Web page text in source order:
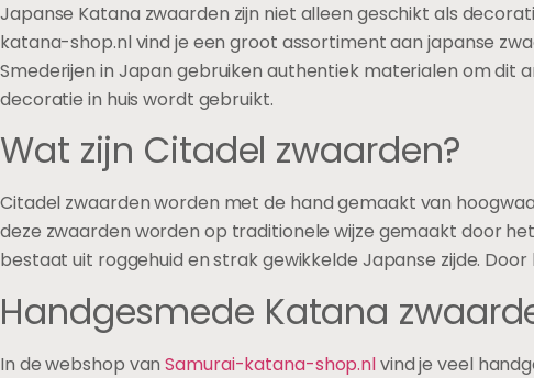
Japanse Katana zwaarden zijn niet alleen geschikt als
katana-shop.nl vind je een groot assortiment aan japanse
Smederijen in Japan gebruiken authentiek materialen om
decoratie in huis wordt gebruikt.
Wat zijn Citadel zwaarden?
Citadel zwaarden worden met de hand gemaakt van
deze zwaarden worden op traditionele wijze gemaakt door
bestaat uit roggehuid en strak gewikkelde Japanse zijde.
Handgesmede Katana
In de webshop vanSamurai-katana-shop.nlvind je veel